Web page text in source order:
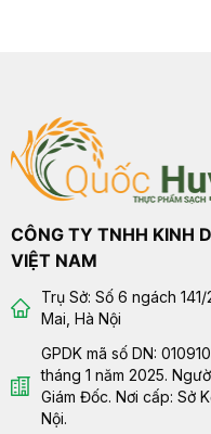
CÔNG TY TNHH KINH
VIỆT NAM
Trụ Sở: Số 6 ngách
Mai, Hà Nội
GPDK mã số DN:
tháng 1 năm 2025.
Giám Đốc. Nơi cấp: Sở
Nội.